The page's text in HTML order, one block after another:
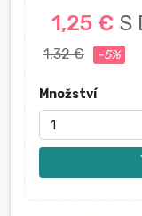
1,25 € S
1,32 € -5%
Množství